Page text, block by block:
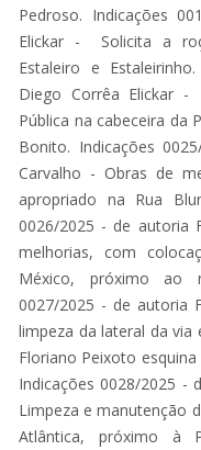
Pedroso. Indicações
Elickar - Solicita a
Estaleiro e
Diego Corrêa Elickar
Pública na cabeceira da
Bonito. Indicações
Carvalho - Obras de
apropriado na Rua
0026/2025 - de autoria
melhorias, com
México, próximo ao
0027/2025 - de autoria
limpeza da lateral da via
Floriano Peixoto
Indicações 0028/2025 -
Limpeza e manutenção
Atlântica, próximo à